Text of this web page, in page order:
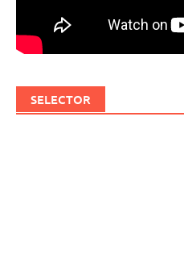
SELECTOR